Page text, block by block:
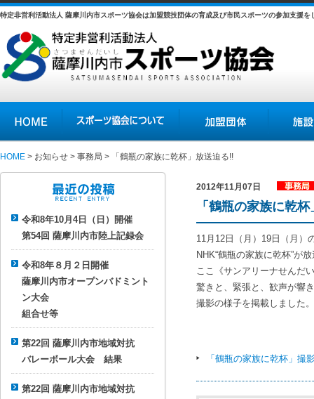
特定非営利活動法人 薩摩川内市スポーツ協会は加盟競技団体の育成及び市民スポーツの参加支援を
スポーツ協会について 加盟団体
HOME > お知らせ > 事務局 > 「鶴瓶の家族に乾杯」放送迫る!!
令和8年10月4日（日）開催
第54回 薩摩川内市陸上記録会
令和8年８月２日開催
薩摩川内市オープンバドミント
ン大会
組合せ等
第22回 薩摩川内市地域対抗
バレーボール大会 結果
第22回 薩摩川内市地域対抗
2012年11月07日
事務局
「鶴瓶の家族に乾
11月12日（月）19日（月）
NHK“鶴瓶の家族に乾杯”が
ここ《サンアリーナせんだ
驚きと、緊張と、歓声が響
撮影の様子を掲載しました
「鶴瓶の家族に乾杯」撮